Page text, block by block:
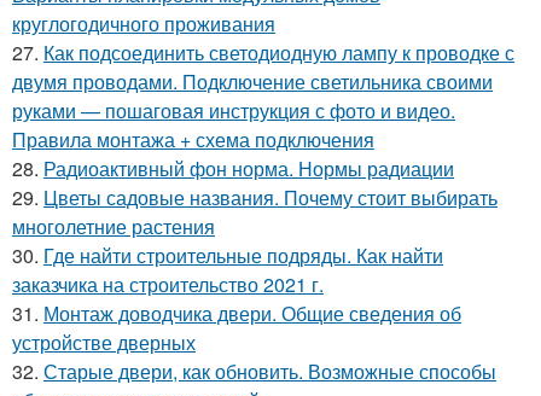
круглогодичного проживания
27. Как подсоединить светодиодную лампу к проводке с
двумя проводами. Подключение светильника своими
руками — пошаговая инструкция с фото и видео.
Правила монтажа + схема подключения
28. Радиоактивный фон норма. Нормы радиации
29. Цветы садовые названия. Почему стоит выбирать
многолетние растения
30. Где найти строительные подряды. Как найти
заказчика на строительство 2021 г.
31. Монтаж доводчика двери. Общие сведения об
устройстве дверных
32. Старые двери, как обновить. Возможные способы